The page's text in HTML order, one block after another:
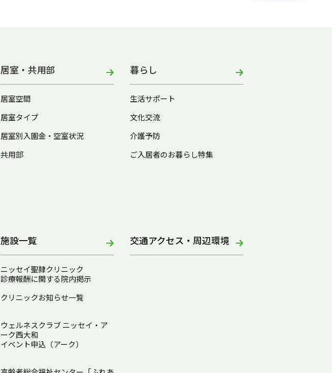
居室・共用部
居室空間
居室タイプ
居室別入園金・空室状況
共用部
暮らし
生活サポート
文化交流
介護予防
ご入居者のお暮らし特集
施設一覧
ニッセイ聖隷クリニック
診療報酬に関する院内掲示
クリニックお知らせ一覧
ウェルネスクラブ ニッセイ・ア
ーク西大和
イベント申込（アーク）
交通アクセス・周辺環境